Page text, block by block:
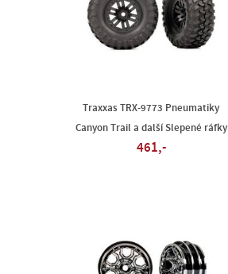
Traxxas TRX-9773 Pneumatiky
Canyon Trail a další Slepené ráfky
461,-